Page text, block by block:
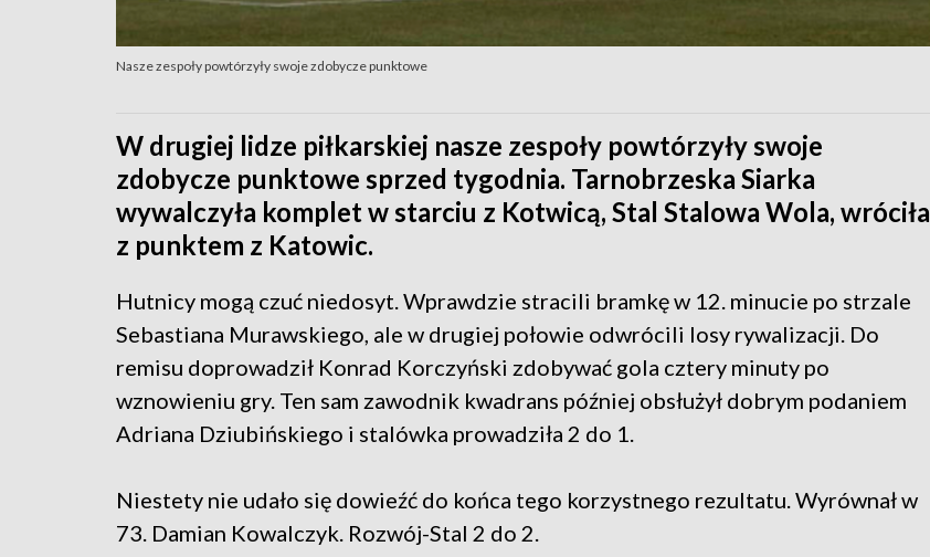
Nasze zespoły powtórzyły swoje zdobycze punktowe
W drugiej lidze piłkarskiej nasze zespoły powtórzyły swoje
zdobycze punktowe sprzed tygodnia. Tarnobrzeska Siarka
wywalczyła komplet w starciu z Kotwicą, Stal Stalowa Wola, wróciła
z punktem z Katowic.
Hutnicy mogą czuć niedosyt. Wprawdzie stracili bramkę w 12. minucie po strzale
Sebastiana Murawskiego, ale w drugiej połowie odwrócili losy rywalizacji. Do
remisu doprowadził Konrad Korczyński zdobywać gola cztery minuty po
wznowieniu gry. Ten sam zawodnik kwadrans później obsłużył dobrym podaniem
Adriana Dziubińskiego i stalówka prowadziła 2 do 1.
Niestety nie udało się dowieźć do końca tego korzystnego rezultatu. Wyrównał w
73. Damian Kowalczyk. Rozwój-Stal 2 do 2.